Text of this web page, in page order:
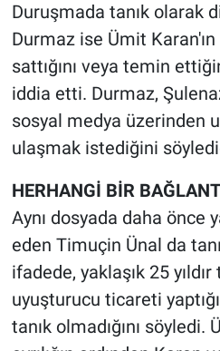
Duruşmada tanık olarak
Durmaz ise Ümit
sattığını veya temin
iddia etti. Durmaz,
sosyal medya üzerinden
ulaşmak istediğini
HERHANGİ BİR
Aynı dosyada daha önce
eden Timuçin Ünal da
ifadede, yaklaşık 25 yıldır
uyuşturucu ticareti
tanık olmadığını söyledi.